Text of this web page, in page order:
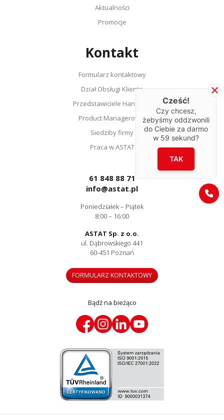
Aktualności
Promocje
Kontakt
Formularz kontaktowy
Dział Obsługi Klienta
Przedstawiciele Handlowi
Product Managerowie
Siedziby firmy
Praca w ASTAT
61 848 88 71
info@astat.pl
Poniedziałek – Piątek
8:00 – 16:00
ASTAT Sp. z o.o.
ul. Dąbrowskiego 441
60-451 Poznań
FORMULARZ KONTAKTOWY
Bądź na bieżąco
Cześć!
Czy chcesz,
żebyśmy oddzwonili
do Ciebie za darmo
w 59 sekund?
TAK